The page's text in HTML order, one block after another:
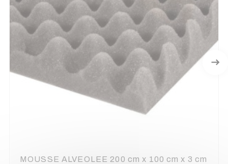
MOUSSE ALVEOLEE 200 cm x 100 cm x 3 cm